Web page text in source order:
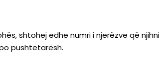
shtohej edhe numri i njerëzve që
pushtetarësh.